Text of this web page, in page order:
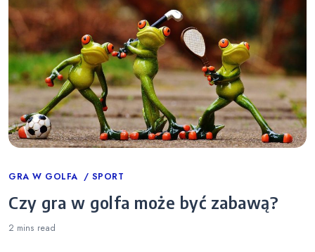
Categories
GRA W GOLFA SPORT
Czy gra w golfa może być zabawą?
2 mins read